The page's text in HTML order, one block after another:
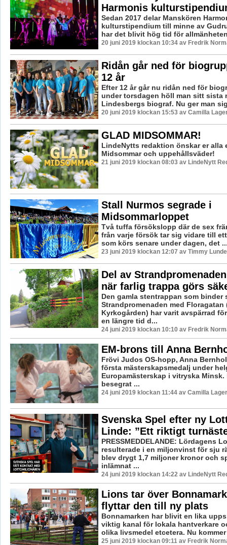
Harmonis
Sedan 2017 delar Manskören
kulturstipendium till minne av
har det blivit hög tid för
20 juni 2019 klockan 10:34 av Fredrik
Ridån går ned för
12 år
Efter 12 år går nu ridån ned för
under torsdagen höll man sitt sista
Lindesbergs biograf. Nu ger man
20 juni 2019 klockan 15:53 av Camilla
GLAD MIDSOMMAR!
LindeNytts redaktion önskar er alla
Midsommar och uppehållsväder!
21 juni 2019 klockan 08:03 av LindeNytt
Stall Nurmos segrade i
Midsommarloppet
Två tuffa försökslopp där de sex
från varje försök tar sig vidare till
som körs senare under dagen, det
23 juni 2019 klockan 12:07 av Timmy
Del av
när farlig trappa görs
Den gamla stentrappan som binder
Strandpromenaden med Floragatan
Kyrkogården) har varit avspärrad
en längre tid d...
24 juni 2019 klockan 10:10 av Fredrik
EM-brons till Anna
Frövi Judos OS-hopp, Anna
första mästerskapsmedalj under
Europamästerskap i vitryska Minsk.
besegrat ...
24 juni 2019 klockan 11:44 av Camilla
Svenska Spel efter ny
Linde: ”Ett riktigt
PRESSMEDDELANDE: Lördagens
resulterade i en miljonvinst för sju
blev drygt 1,7 miljoner kronor och
inlämnat ...
24 juni 2019 klockan 14:22 av LindeNytt
Lions tar över
flyttar den till ny plats
Bonnamarken har blivit en lika
viktig kanal för lokala hantverkare
olika livsmedel etcetera. Nu
25 juni 2019 klockan 09:11 av Fredrik